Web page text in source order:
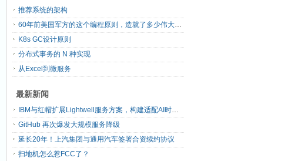
推荐系统的架构
60年前美国军方的这个编程原则，造就了多少伟大的框架
K8s GC设计原则
分布式事务的 N 种实现
从Excel到微服务
最新新闻
IBM与红帽扩展Lightwell服务方案，构建适配AI时代开源生态的可信基础设施
GitHub 再次爆发大规模服务降级
延长20年！上汽集团与通用汽车签署合资续约协议
扫地机怎么惹FCC了？